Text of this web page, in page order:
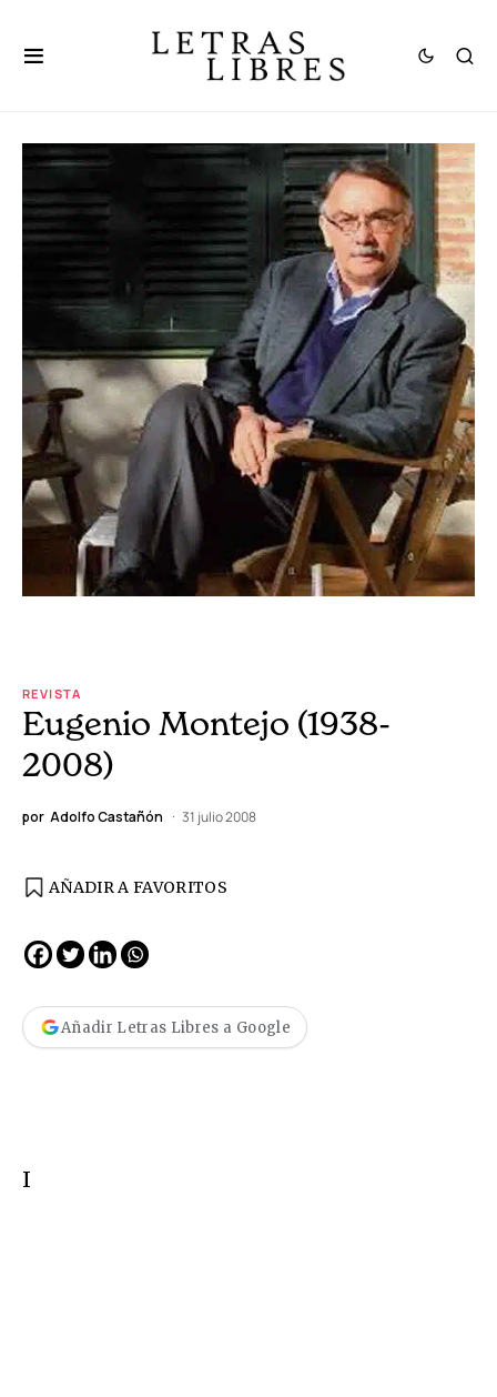
REVISTA
Eugenio Montejo (1938-
2008)
por Adolfo Castañón 31 julio 2008
AÑADIR A FAVORITOS
Añadir Letras Libres a Google
I